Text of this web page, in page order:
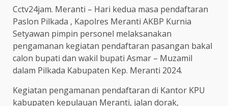
Cctv24jam. Meranti – Hari kedua masa pendaftaran
Paslon Pilkada , Kapolres Meranti AKBP Kurnia
Setyawan pimpin personel melaksanakan
pengamanan kegiatan pendaftaran pasangan bakal
calon bupati dan wakil bupati Asmar – Muzamil
dalam Pilkada Kabupaten Kep. Meranti 2024.
Kegiatan pengamanan pendaftaran di Kantor KPU
kabupaten kepulauan Meranti, jalan dorak,